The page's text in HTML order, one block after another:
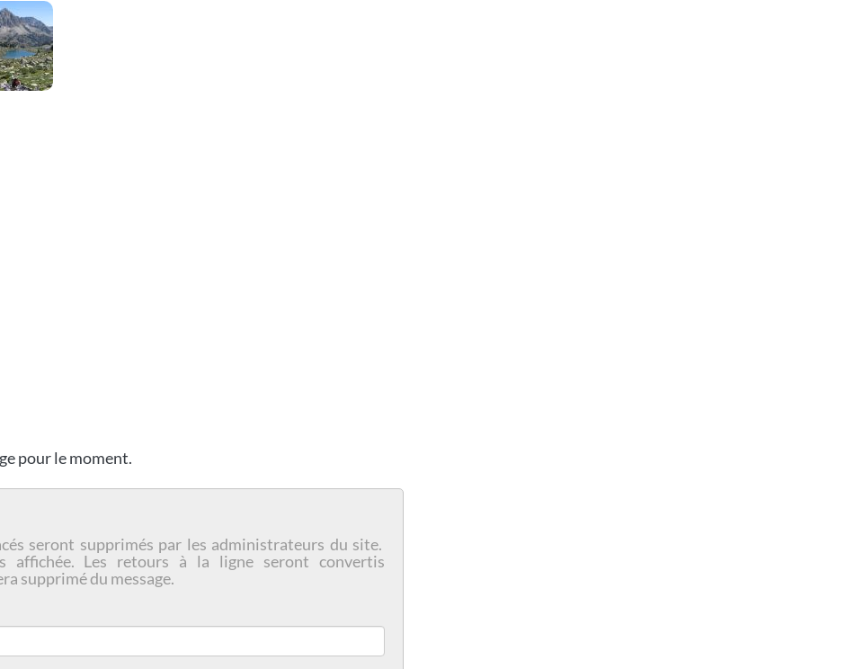
pour le moment.
seront supprimés par les administrateurs du site.
affichée. Les retours à la ligne seront convertis
supprimé du message.